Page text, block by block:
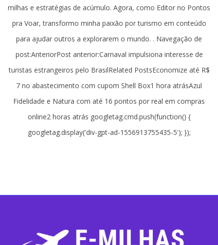
milhas e estratégias de acúmulo. Agora, como Editor no Pontos
pra Voar, transformo minha paixão por turismo em conteúdo
para ajudar outros a explorarem o mundo. . Navegação de
post:AnteriorPost anterior:Carnaval impulsiona interesse de
turistas estrangeiros pelo BrasilRelated PostsEconomize até R$
7 no abastecimento com cupom Shell Box1 hora atrásAzul
Fidelidade e Natura com até 16 pontos por real em compras
online2 horas atrás googletag.cmd.push(function() {
googletag.display('div-gpt-ad-1556913755435-5'); });